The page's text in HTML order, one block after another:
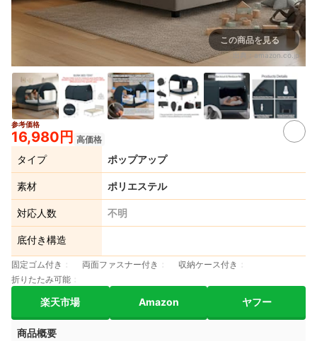
この商品を見る
amazon.co.jp
参考価格
16,980円 高価格
タイプ ポップアップ
素材 ポリエステル
対応人数 不明
底付き構造
固定ゴム付き 両面ファスナー付き
収納ケース付き
折りたたみ可能
楽天市場 Amazon ヤフー
商品概要